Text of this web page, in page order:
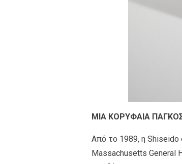
ΜΙΑ ΚΟΡΥΦΑΙA
Από το 1989, η Shiseido
Massachusetts General